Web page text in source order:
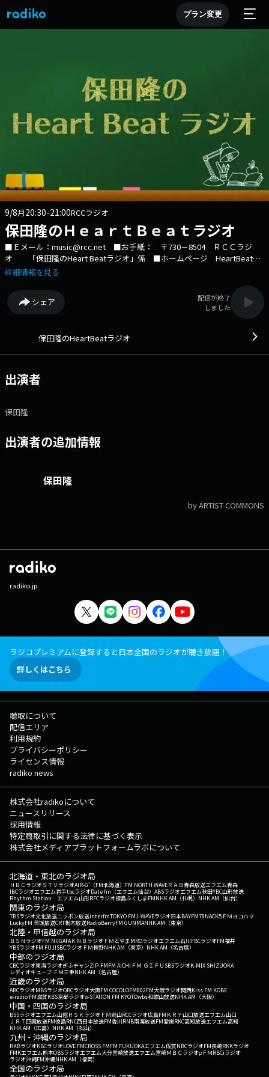
プラン変更
9/8月20:30-21:00RCCラジオ
保田隆のＨｅａｒｔＢｅａｔラジオ
■Ｅメール：music@rcc.net ■お手紙： 〒730－8504 ＲＣＣラジ
オ 「保田隆のHeart Beatラジオ」係 ■ホームページ HeartBeatラ
ジオ
詳細情報を見る
シェア
配信が終了
しました
保田隆のHeartBeatラジオ
出演者
保田隆
出演者の追加情報
保田隆
by ARTIST COMMONS
radiko.jp
ラジコプレミアムに登録すると日本全国のラジオが聴き放題！
詳しくはこちら
聴取について
配信エリア
利用規約
プライバシーポリシー
ライセンス情報
radiko news
株式会社radikoについて
ニュースリリース
採用情報
特定商取引に関する法律に基づく表示
株式会社メディアプラットフォームラボについて
北海道・東北のラジオ局
ＨＢＣラジオＳＴＶラジオAIR-G'（FM北海道） FM NORTH WAVEＲＡＢ青森放送エフエム青森
IBCラジオエフエム岩手tbcラジオDate fm（エフエム仙台） ABSラジオエフエム秋田YBC山形放送
Rhythm Station エフエム山形RFCラジオ福島ふくしまFMNHK AM（札幌） NHK AM（仙台）
関東のラジオ局
TBSラジオ文化放送ニッポン放送interfmTOKYO FMJ-WAVEラジオ日本BAYFM78NACK5 ＦＭヨコハマ
LuckyFM 茨城放送CRT栃木放送RadioBerryFM GUNMANHK AM（東京）
北陸・甲信越のラジオ局
ＢＳＮラジオFM NIIGATAＫＮＢラジオ ＦＭとやまMROラジオエフエム石川FBCラジオFM福井
YBSラジオFM FUJISBCラジオ ＦＭ長野NHK AM（東京） NHK AM（名古屋）
中部のラジオ局
CBCラジオ東海ラジオぎふチャンZIP-FMFM AICHI ＦＭ ＧＩＦＵ SBSラジオK-MIX SHIZUOKA
レディオキューブ ＦＭ三重NHK AM（名古屋）
近畿のラジオ局
ABCラジオMBSラジオOBCラジオ大阪FM COCOLOFM802FM大阪ラジオ関西Kiss FM KOBE
e-radio FM滋賀KBS京都ラジオα-STATION FM KYOTOwbs和歌山放送NHK AM（大阪）
中国・四国のラジオ局
BSSラジオエフエム山陰ＲＳＫラジオ ＦＭ岡山RCCラジオ広島FM ＫＲＹ山口放送エフエム山口
ＪＲＴ四国放送FM徳島RNC西日本放送FM香川RNB南海放送FM愛媛RKC高知放送エフエム高知
NHK AM（広島） NHK AM（松山）
九州・沖縄のラジオ局
RKBラジオKBCラジオLOVE FMCROSS FMFM FUKUOKAエフエム佐賀NBCラジオFM長崎RKKラジオ
FMKエフエム熊本OBSラジオエフエム大分宮崎放送エフエム宮崎ＭＢＣラジオμＦＭRBCiラジオ
ラジオ沖縄FM沖縄NHK AM（福岡）
全国のラジオ局